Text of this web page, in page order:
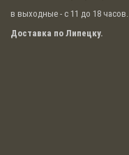
в выходные - с 11 до 18 часов.
Доставка по Липецку.